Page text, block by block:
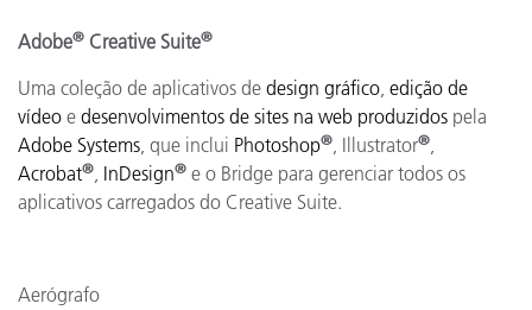
Adobe® Creative Suite®
Uma coleção de aplicativos de design gráfico, edição de
vídeo e desenvolvimentos de sites na web produzidos pela
Adobe Systems, que inclui Photoshop®, Illustrator®,
Acrobat®, InDesign® e o Bridge para gerenciar todos os
aplicativos carregados do Creative Suite.
Aerógrafo